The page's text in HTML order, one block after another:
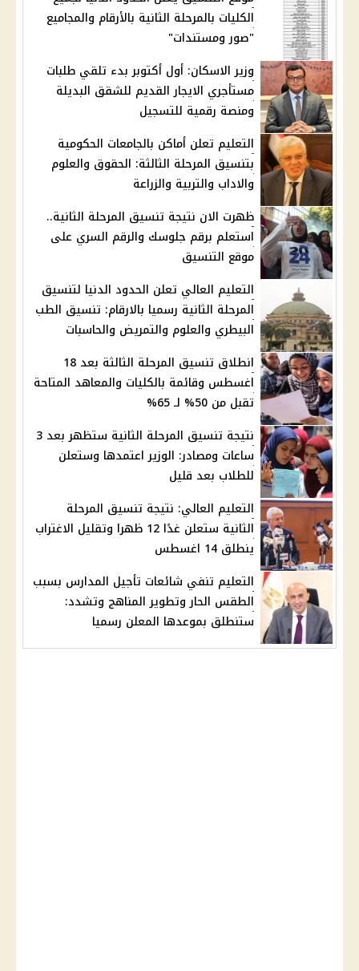
الكليات بالمرحلة الثانية بالأرقام والمجاميع
"صور ومستندات"
وزير الاسكان: أول أكتوبر بدء تلقي طلبات
مستأجري الايجار القديم للشقق البديلة
ومنصة رقمية للتسجيل
التعليم تعلن أماكن بالجامعات الحكومية
بتنسيق المرحلة الثالثة: الحقوق والعلوم
والاداب والتربية والزراعة
ظهرت الان نتيجة تنسيق المرحلة الثانية..
استعلم برقم جلوسك والرقم السري على
موقع التنسيق
التعليم العالي تعلن الحدود الدنيا لتنسيق
المرحلة الثانية رسميا بالارقام: تنسيق الطب
البيطري والعلوم والتمريض والحاسبات
انطلاق تنسيق المرحلة الثالثة بعد 18
اغسطس وقائمة بالكليات والمعاهد المتاحة
تقبل من 50% لـ 65%
نتيجة تنسيق المرحلة الثانية ستظهر بعد 3
ساعات ومصادر: الوزير اعتمدها وستعلن
للطلاب بعد قليل
التعليم العالي: نتيجة تنسيق المرحلة
الثانية ستعلن غدًا 12 ظهرا وتقليل الاغتراب
ينطلق 14 اغسطس
التعليم تنفي شائعات تأجيل المدارس بسبب
الطقس الحار وتطوير المناهج وتشدد:
ستنطلق بموعدها المعلن رسميا